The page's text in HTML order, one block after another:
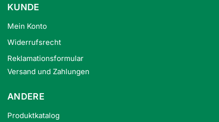
KUNDE
Mein Konto
Widerrufsrecht
Reklamationsformular
Versand und Zahlungen
ANDERE
Produktkatalog